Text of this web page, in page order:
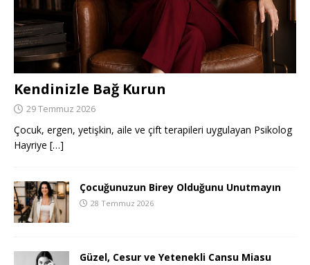
Kendinizle Bağ Kurun
29 Temmuz 2026
Çocuk, ergen, yetişkin, aile ve çift terapileri uygulayan Psikolog
Hayriye […]
Çocuğunuzun Birey Olduğunu Unutmayın
28 Temmuz 2026
Güzel, Cesur ve Yetenekli Cansu Miasu